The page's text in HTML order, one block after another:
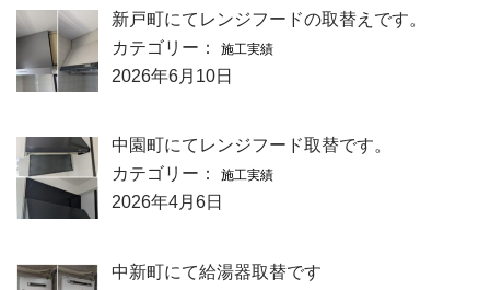
新戸町にてレンジフードの取替えです。
カテゴリー：
施工実績
2026年6月10日
中園町にてレンジフード取替です。
カテゴリー：
施工実績
2026年4月6日
中新町にて給湯器取替です